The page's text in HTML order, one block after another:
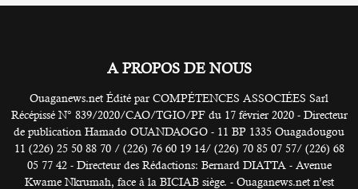
A PROPOS DE NOUS
Ouaganews.net Édité par COMPÉTENCES ASSOCIÉES Sarl
Récépissé N° 839/2020/CAO/TGIO/PF du 17 février 2020 - Directeur
de publication Hamado OUANDAOGO - 11 BP 1335 Ouagadougou
11 (226) 25 50 88 70 / (226) 76 60 19 14/ (226) 70 85 07 57/ (226) 68
05 77 42 - Directeur des Rédactions: Bernard DIATTA - Avenue
Kwame Nkrumah, face à la BICIAB siège. - Ouaganews.net n’est